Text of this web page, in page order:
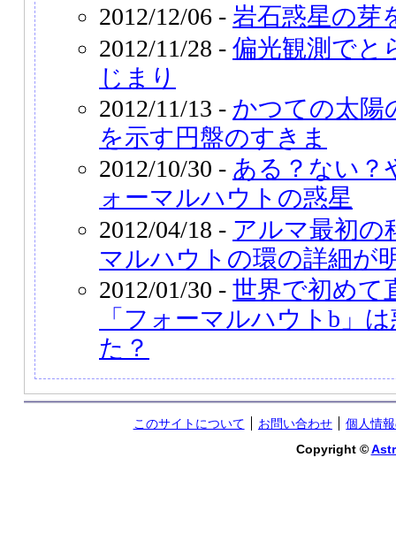
2012/12/06 - 岩石惑星の芽
2012/11/28 - 偏光観測でと
じまり
2012/11/13 - かつての太
を示す円盤のすきま
2012/10/30 - ある？ない
ォーマルハウトの惑星
2012/04/18 - アルマ最初の
マルハウトの環の詳細が
2012/01/30 - 世界で初めて
「フォーマルハウトb」
た？
このサイトについて お問い合わせ
個人情
Copyright ©